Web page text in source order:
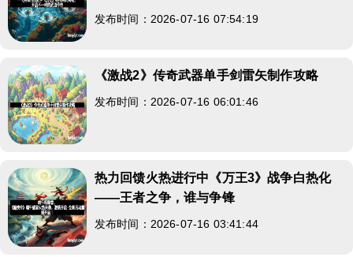
发布时间：2026-07-16 07:54:19
《激战2》传奇武器单手剑雷矢制作攻略
发布时间：2026-07-16 06:01:46
热力回馈火热进行中《万王3》战争白热化
——王者之争，谁与争锋
发布时间：2026-07-16 03:41:44